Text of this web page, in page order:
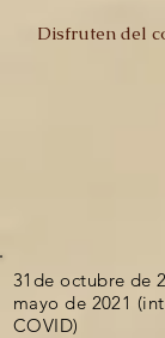
Disfruten del
31de octubre de
mayo de 2021
COVID)